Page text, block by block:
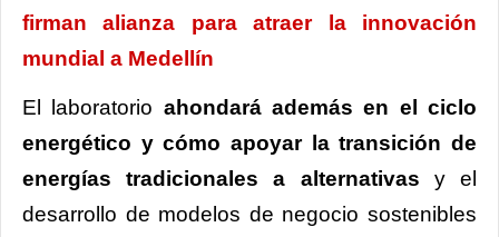
firman alianza para atraer la innovación
mundial a Medellín
El laboratorio ahondará además en el ciclo
energético y cómo apoyar la transición de
energías tradicionales a alternativas y el
desarrollo de modelos de negocio sostenibles